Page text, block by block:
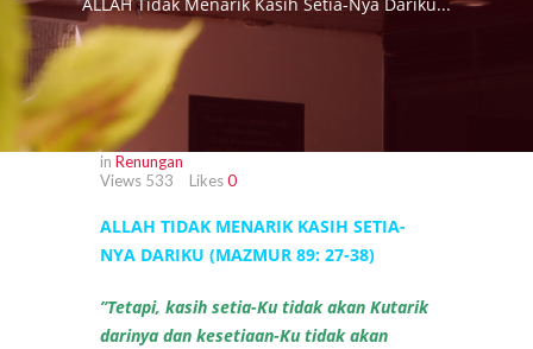
in Renungan
Views 533 Likes0
ALLAH TIDAK MENARIK KASIH SETIA-
NYA DARIKU (MAZMUR 89: 27-38)
”Tetapi, kasih setia-Ku tidak akan Kutarik
darinya dan kesetiaan-Ku tidak akan